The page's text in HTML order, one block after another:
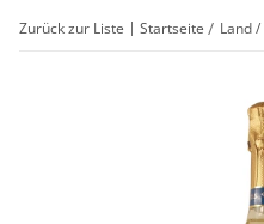
Zurück zur Liste Startseite Land